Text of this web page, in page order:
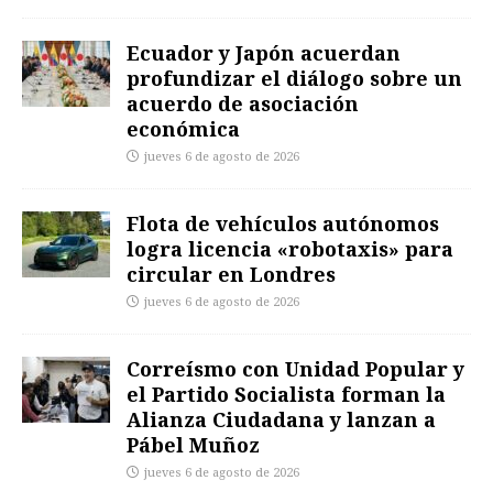
Ecuador y Japón acuerdan
profundizar el diálogo sobre un
acuerdo de asociación
económica
jueves 6 de agosto de 2026
Flota de vehículos autónomos
logra licencia «robotaxis» para
circular en Londres
jueves 6 de agosto de 2026
Correísmo con Unidad Popular y
el Partido Socialista forman la
Alianza Ciudadana y lanzan a
Pábel Muñoz
jueves 6 de agosto de 2026